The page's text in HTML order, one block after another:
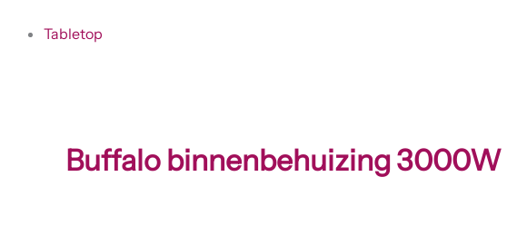
Tabletop
Buffalo binnenbehuizing 3000W